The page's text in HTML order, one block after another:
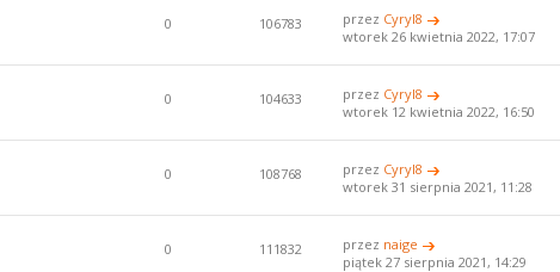
0 106783 przez Cyryl8
wtorek 26 kwietnia 2022, 17:07
0 104633 przez Cyryl8
wtorek 12 kwietnia 2022, 16:50
0 108768 przez Cyryl8
wtorek 31 sierpnia 2021, 11:28
0 111832 przez naige
piątek 27 sierpnia 2021, 14:29